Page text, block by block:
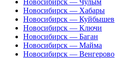
Новосибирск — Чулым
Новосибирск — Хабары
Новосибирск — Куйбышев
Новосибирск — Ключи
Новосибирск — Баган
Новосибирск — Майма
Новосибирск — Венгерово